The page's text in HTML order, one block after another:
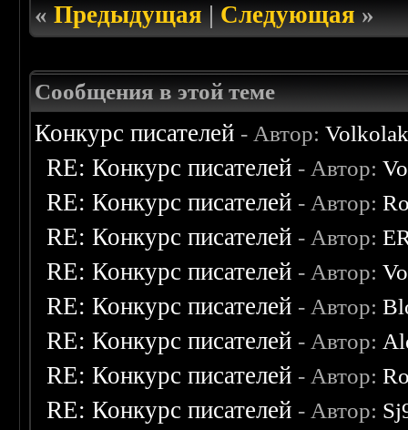
«Предыдущая|Следующая»
Сообщения в этой теме
Конкурс писателей - Автор:
RE: Конкурс писателей - Автор:
RE: Конкурс писателей - Автор:
RE: Конкурс писателей - Автор:
RE: Конкурс писателей - Автор:
RE: Конкурс писателей - Автор:
RE: Конкурс писателей - Автор:
RE: Конкурс писателей - Автор:
RE: Конкурс писателей - Автор: